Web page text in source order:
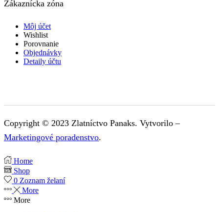
Zákaznícka zóna
Môj účet
Wishlist
Porovnanie
Objednávky
Detaily účtu
Copyright © 2023 Zlatníctvo Panaks. Vytvorilo –
Marketingové poradenstvo.
Home
Shop
0 Zoznam želaní
More
More